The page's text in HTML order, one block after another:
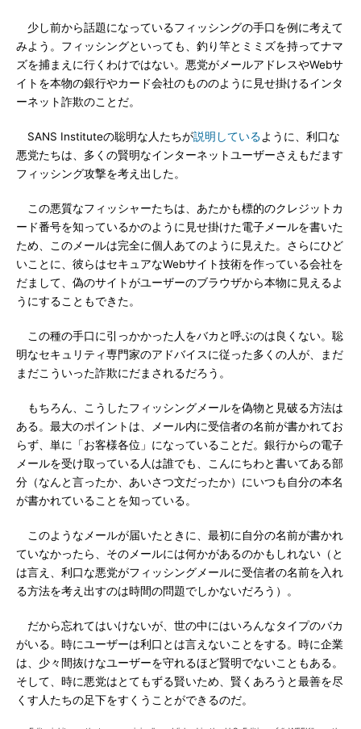
少し前から話題になっているフィッシングの手口を例に考えて
みよう。フィッシングといっても、釣り竿とミミズを持ってナマ
ズを捕まえに行くわけではない。悪党がメールアドレスやWebサ
イトを本物の銀行やカード会社のもののように見せ掛けるインタ
ーネット詐欺のことだ。
SANS Instituteの聡明な人たちが説明しているように、利口な
悪党たちは、多くの賢明なインターネットユーザーさえもだます
フィッシング攻撃を考え出した。
この悪質なフィッシャーたちは、あたかも標的のクレジットカ
ード番号を知っているかのように見せ掛けた電子メールを書いた
ため、このメールは完全に個人あてのように見えた。さらにひど
いことに、彼らはセキュアなWebサイト技術を作っている会社を
だまして、偽のサイトがユーザーのブラウザから本物に見えるよ
うにすることもできた。
この種の手口に引っかかった人をバカと呼ぶのは良くない。聡
明なセキュリティ専門家のアドバイスに従った多くの人が、まだ
まだこういった詐欺にだまされるだろう。
もちろん、こうしたフィッシングメールを偽物と見破る方法は
ある。最大のポイントは、メール内に受信者の名前が書かれてお
らず、単に「お客様各位」になっていることだ。銀行からの電子
メールを受け取っている人は誰でも、こんにちわと書いてある部
分（なんと言ったか、あいさつ文だったか）にいつも自分の本名
が書かれていることを知っている。
このようなメールが届いたときに、最初に自分の名前が書かれ
ていなかったら、そのメールには何かがあるのかもしれない（と
は言え、利口な悪党がフィッシングメールに受信者の名前を入れ
る方法を考え出すのは時間の問題でしかないだろう）。
だから忘れてはいけないが、世の中にはいろんなタイプのバカ
がいる。時にユーザーは利口とは言えないことをする。時に企業
は、少々間抜けなユーザーを守れるほど賢明でないこともある。
そして、時に悪党はとてもずる賢いため、賢くあろうと最善を尽
くす人たちの足下をすくうことができるのだ。